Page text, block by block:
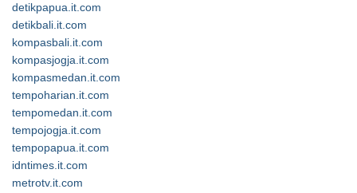
detikpapua.it.com
detikbali.it.com
kompasbali.it.com
kompasjogja.it.com
kompasmedan.it.com
tempoharian.it.com
tempomedan.it.com
tempojogja.it.com
tempopapua.it.com
idntimes.it.com
metrotv.it.com